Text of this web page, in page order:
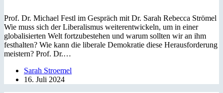
Prof. Dr. Michael Festl im Gespräch mit Dr. Sarah Rebecca Strömel
Wie muss sich der Liberalismus weiterentwickeln, um in einer
globalisierten Welt fortzubestehen und warum sollten wir an ihm
festhalten? Wie kann die liberale Demokratie diese Herausforderung
meistern? Prof. Dr.…
Sarah Stroemel
16. Juli 2024